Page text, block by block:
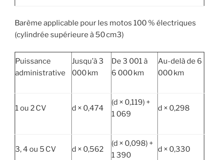
Barème applicable pour les motos 100 % électriques
(cylindrée supérieure à 50 cm3)
Puissance
administrative
Jusqu’à 3
000 km
De 3 001 à
6 000 km
Au-delà de 6
000 km
1 ou 2 CV d × 0,474
(d × 0,119) +
1 069
d × 0,298
3, 4 ou 5 CV d × 0,562
(d × 0,098) +
1 390
d × 0,330